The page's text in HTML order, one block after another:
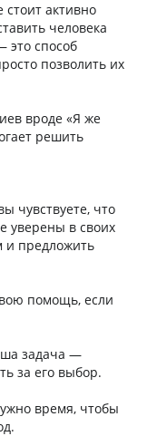
активно
человека
это способ
позволить их
вроде «Я же
решить
чувствуете, что
уверены в своих
и предложить
помощь, если
задача —
за его выбор.
время, чтобы